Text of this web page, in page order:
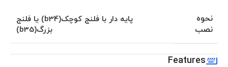
نحوه
نصب
پایه دار با فلنج کوچک(b34) یا فلنج
بزرگ(b35)
Features